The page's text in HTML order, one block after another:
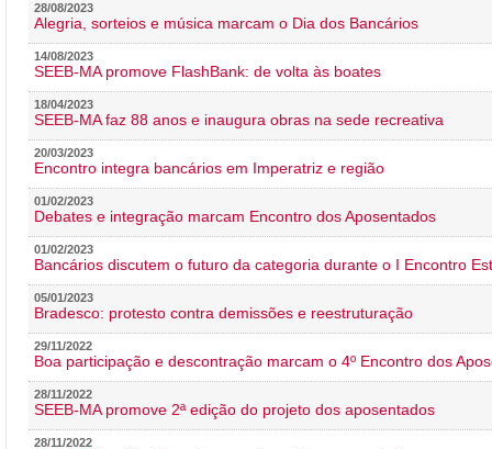
28/08/2023
Alegria, sorteios e música marcam o Dia dos Bancários
14/08/2023
SEEB-MA promove FlashBank: de volta às boates
18/04/2023
SEEB-MA faz 88 anos e inaugura obras na sede recreativa
20/03/2023
Encontro integra bancários em Imperatriz e região
01/02/2023
Debates e integração marcam Encontro dos Aposentados
01/02/2023
Bancários discutem o futuro da categoria durante o I Encontro
05/01/2023
Bradesco: protesto contra demissões e reestruturação
29/11/2022
Boa participação e descontração marcam o 4º Encontro dos
28/11/2022
SEEB-MA promove 2ª edição do projeto dos aposentados
28/11/2022